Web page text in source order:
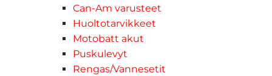
Can-Am varusteet
Huoltotarvikkeet
Motobatt akut
Puskulevyt
Rengas/Vannesetit